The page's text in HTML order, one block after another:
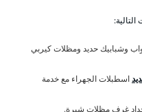
وشبابيك حديد ومظلات كيربي
اسطبلات الجهراء مع خدمة
غرف مظلات شبرة.